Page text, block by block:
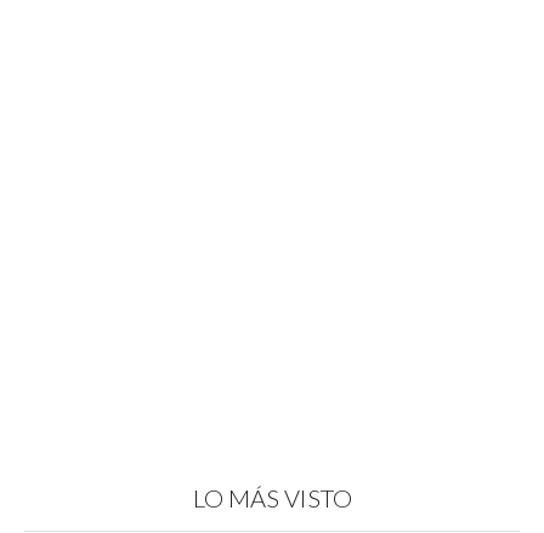
LO MÁS VISTO